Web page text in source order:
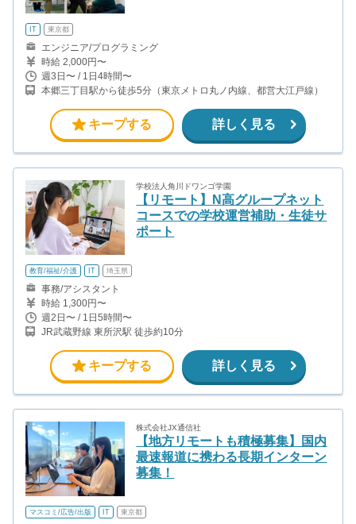
IT 東京都
エンジニア/プログラミング
時給 2,000円〜
週3日〜 / 1日4時間〜
本郷三丁目駅から徒歩5分（東京メトロ丸ノ内線、都営大江戸線）
キープする 詳しく見る
学校法人角川ドワンゴ学園
【リモート】N高グループネット
コースでの学校運営補助・生徒サ
ポート
教育/福祉/介護 IT 埼玉県
事務/アシスタント
時給 1,300円〜
週2日〜 / 1日5時間〜
JR武蔵野線 東所沢駅 徒歩約10分
キープする 詳しく見る
株式会社JX通信社
【地方リモートも積極募集】国内
最速報道に携わる長期インターン
募集！
マスコミ/広告/出版 IT 東京都